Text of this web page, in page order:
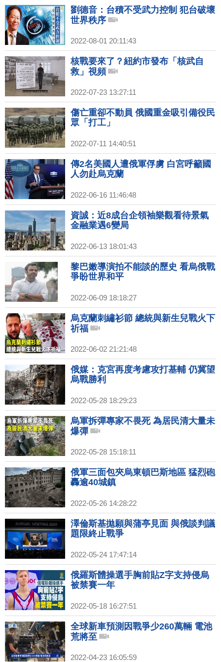
劉德音：台積不受武力控制 犯台破壞
世界秩序
2022-08-01 20:11:43
核戰要來了？紐約市發布「核武自
救」視頻
2022-07-23 13:27:11
傷亡重卻不動員 俄國重金吸引備役民
眾「打工」
2022-07-11 14:40:51
傳2名美國人遭俄軍俘虜 白宮呼籲國
人勿赴烏克蘭
2022-06-16 11:46:48
資誠：近8成台企領袖樂觀看待景氣
金融業遇6變局
2022-06-13 18:01:43
黎巴嫩導演拍不能談的歷史 看烏俄戰
爭盼世界和平
2022-06-09 18:18:27
烏克蘭刺繡衫節 總統與新生兒戰火下
祈福
2022-06-02 21:21:48
俄媒：克宮再度考慮攻打基輔 仍冀望
烏戰勝利
2022-05-28 18:29:23
烏軍拆彈專家不畏死 為居民清大量未
爆彈
2022-05-28 15:18:11
俄軍三面包夾烏東頓巴斯地區 猛烈砲
轟逾40城鎮
2022-05-26 14:28:22
澤倫斯基拋願與蒲亭見面 與俄談判議
題限終止戰爭
2022-05-24 17:47:14
俄羅斯體操選手胸前貼Z字支持侵烏
被禁賽一年
2022-05-18 16:27:51
全球新車預測因戰爭少260萬輛 電池
荒將至
2022-04-23 16:05:59